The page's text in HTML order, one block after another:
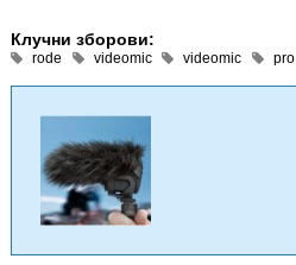
Клучни зборови:
rode videomic videomic pro